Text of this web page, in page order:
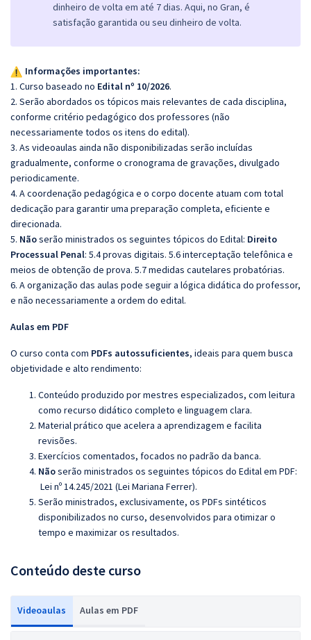
dinheiro de volta em até 7 dias. Aqui, no Gran, é
satisfação garantida ou seu dinheiro de volta.
Informações importantes:
1. Curso baseado no Edital nº 10/2026.
2. Serão abordados os tópicos mais relevantes de cada disciplina,
conforme critério pedagógico dos professores (não
necessariamente todos os itens do edital).
3. As videoaulas ainda não disponibilizadas serão incluídas
gradualmente, conforme o cronograma de gravações, divulgado
periodicamente.
4. A coordenação pedagógica e o corpo docente atuam com total
dedicação para garantir uma preparação completa, eficiente e
direcionada.
5. Nãoserão ministrados os seguintes tópicos do Edital: Direito
Processual Penal: 5.4 provas digitais. 5.6 interceptação telefônica e
meios de obtenção de prova. 5.7 medidas cautelares probatórias.
6. A organização das aulas pode seguir a lógica didática do professor,
e não necessariamente a ordem do edital.
Aulas em PDF
O curso conta com PDFs autossuficientes, ideais para quem busca
objetividade e alto rendimento:
Conteúdo produzido por mestres especializados, com leitura
como recurso didático completo e linguagem clara.
Material prático que acelera a aprendizagem e facilita
revisões.
Exercícios comentados, focados no padrão da banca.
Nãoserão ministrados os seguintes tópicos do Edital em PDF:
Lei nº 14.245/2021 (Lei Mariana Ferrer).
Serão ministrados, exclusivamente, os PDFs sintéticos
disponibilizados no curso, desenvolvidos para otimizar o
tempo e maximizar os resultados.
Conteúdo deste curso
Videoaulas Aulas em PDF